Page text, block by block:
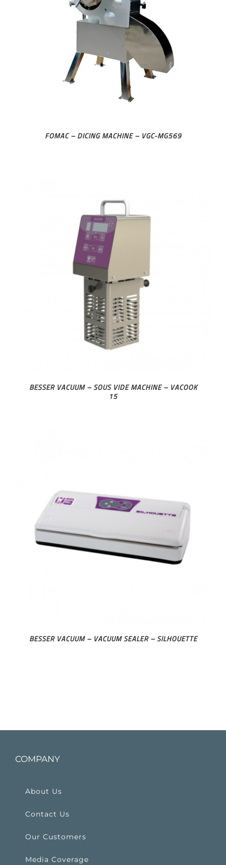
FOMAC – DICING MACHINE – VGC-MG569
BESSER VACUUM – SOUS VIDE MACHINE – VACOOK
15
BESSER VACUUM – VACUUM SEALER – SILHOUETTE
COMPANY
About Us
Contact Us
Our Customers
Media Coverage